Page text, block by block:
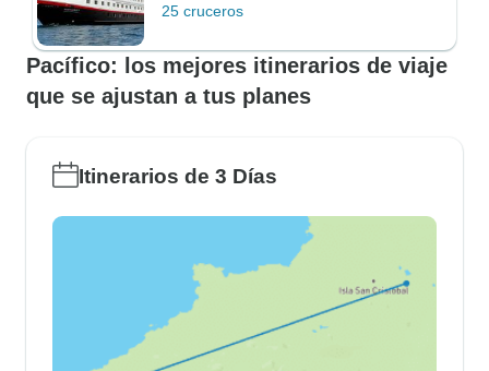
25 cruceros
Pacífico: los mejores itinerarios de viaje
que se ajustan a tus planes
Itinerarios de 3 Días